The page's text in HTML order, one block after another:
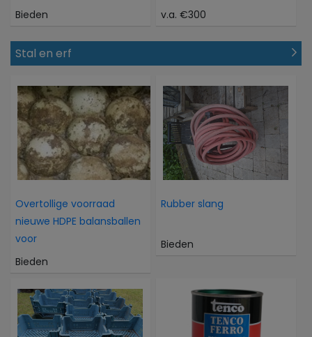
Bieden
v.a. €300
Stal en erf
Overtollige voorraad
nieuwe HDPE balansballen
voor
Bieden
Rubber slang
Bieden